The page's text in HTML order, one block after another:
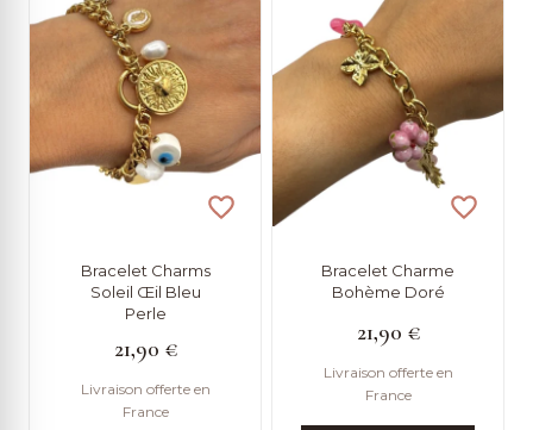
Bracelet Charms
Soleil Œil Bleu
Perle
21,90 €
Livraison offerte en
France
Bracelet Charme
Bohème Doré
21,90 €
Livraison offerte en
France